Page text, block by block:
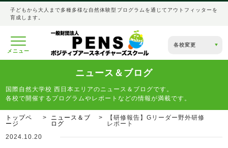
子どもから大人まで多種多様な自然体験型プログラムを通じてアウトフィッターを
育成します。
メニュー
各校変更
ニュース＆ブログ
国際自然大学校 西日本エリアのニュース＆ブログです。
各校で開催するプログラムやレポートなどの情報が満載です。
トップペ
ージ
ニュース＆ブ
ログ
【研修報告】Gリーダー野外研修
レポート
2024.10.20